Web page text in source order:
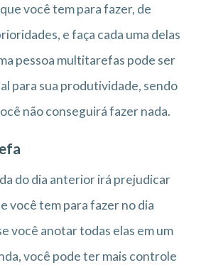
você tem para fazer, de
e faça cada uma delas
pessoa multitarefas pode ser
para sua produtividade, sendo
não conseguirá fazer nada.
do dia anterior irá prejudicar
você tem para fazer no dia
você anotar todas elas em um
você pode ter mais controle